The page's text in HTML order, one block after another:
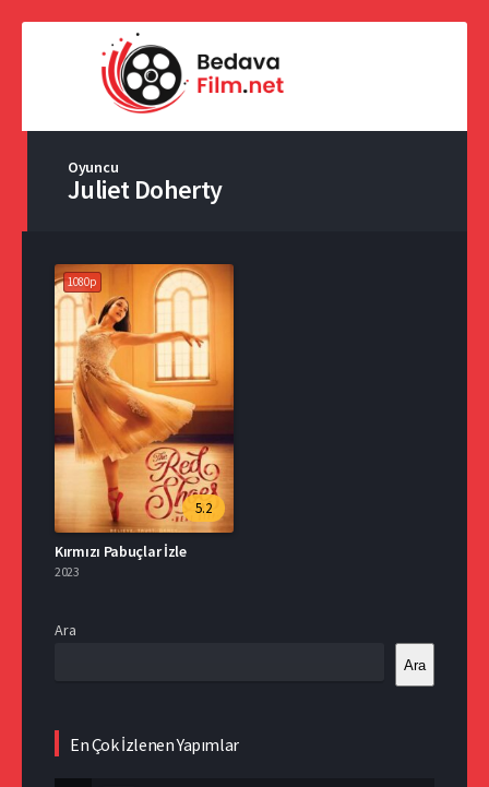
Oyuncu
Juliet Doherty
1080p
5.2
Kırmızı Pabuçlar İzle
2023
Ara
Ara
En Çok İzlenen Yapımlar